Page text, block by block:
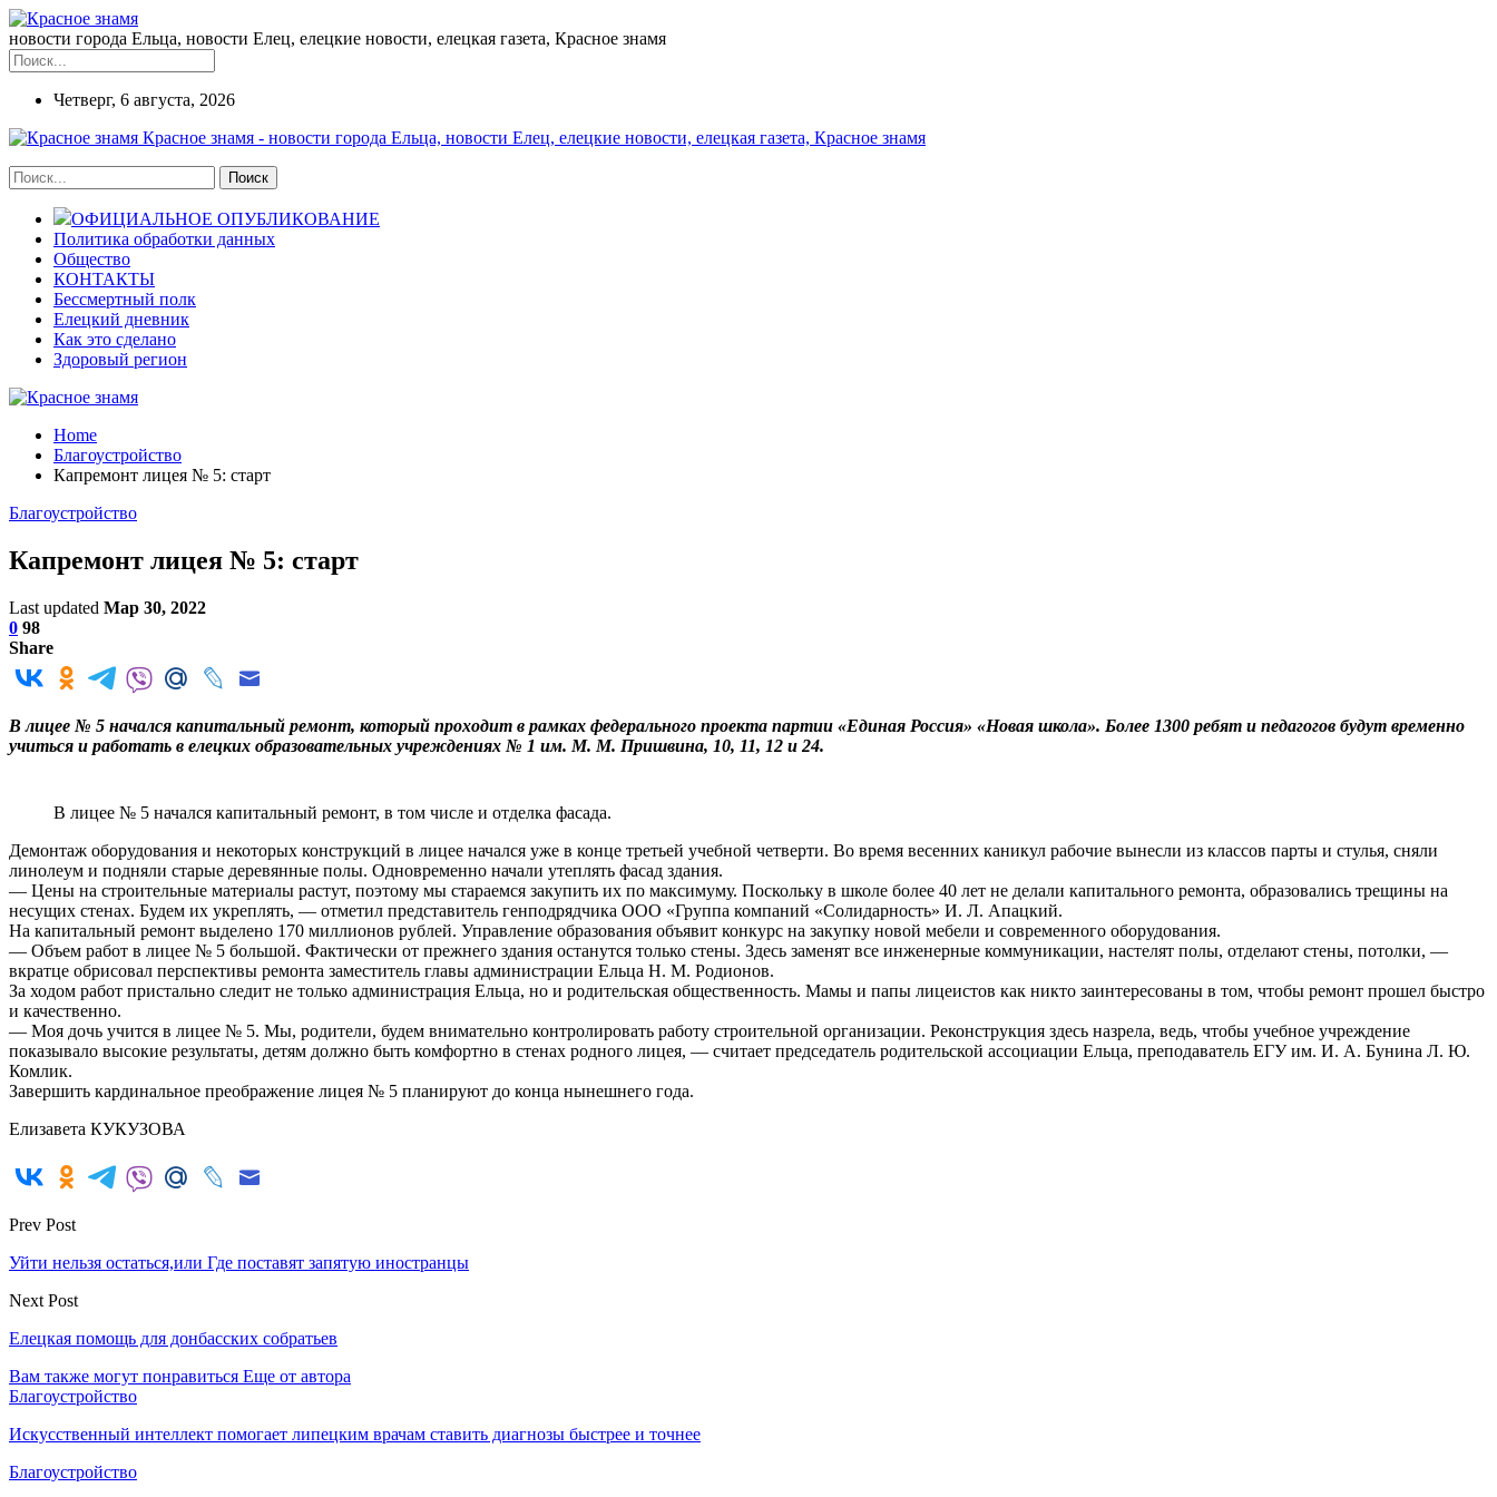
новости города Ельца, новости Елец, елецкие новости, елецкая газета, Красное знамя
Четверг, 6 августа, 2026
Красное знамя - новости города Ельца, новости Елец, елецкие новости, елецкая газета, Красное знамя
ОФИЦИАЛЬНОЕ ОПУБЛИКОВАНИЕ
Политика обработки данных
Общество
КОНТАКТЫ
Бессмертный полк
Елецкий дневник
Как это сделано
Здоровый регион
Home
Благоустройство
Капремонт лицея № 5: старт
Благоустройство
Капремонт лицея № 5: старт
Last updated Мар 30, 2022
0 98
Share
В лицее № 5 начался капитальный ремонт, который проходит в рамках федерального проекта партии «Единая Россия» «Новая школа». Более 1300 ребят и педагогов будут временно
учиться и работать в елецких образовательных учреждениях № 1 им. М. М. Пришвина, 10, 11, 12 и 24.
В лицее № 5 начался капитальный ремонт, в том числе и отделка фасада.
Демонтаж оборудования и некоторых конструкций в лицее начался уже в конце третьей учебной четверти. Во время весенних каникул рабочие вынесли из классов парты и стулья, сняли
линолеум и подняли старые деревянные полы. Одновременно начали утеплять фасад здания.
— Цены на строительные материалы растут, поэтому мы стараемся закупить их по максимуму. Поскольку в школе более 40 лет не делали капитального ремонта, образовались трещины на
несущих стенах. Будем их укреплять, — отметил представитель генподрядчика ООО «Группа компаний «Солидарность» И. Л. Апацкий.
На капитальный ремонт выделено 170 миллионов рублей. Управление образования объявит конкурс на закупку новой мебели и современного оборудования.
— Объем работ в лицее № 5 большой. Фактически от прежнего здания останутся только стены. Здесь заменят все инженерные коммуникации, настелят полы, отделают стены, потолки, —
вкратце обрисовал перспективы ремонта заместитель главы администрации Ельца Н. М. Родионов.
За ходом работ пристально следит не только администрация Ельца, но и родительская общественность. Мамы и папы лицеистов как никто заинтересованы в том, чтобы ремонт прошел быстро
и качественно.
— Моя дочь учится в лицее № 5. Мы, родители, будем внимательно контролировать работу строительной организации. Реконструкция здесь назрела, ведь, чтобы учебное учреждение
показывало высокие результаты, детям должно быть комфортно в стенах родного лицея, — считает председатель родительской ассоциации Ельца, преподаватель ЕГУ им. И. А. Бунина Л. Ю.
Комлик.
Завершить кардинальное преображение лицея № 5 планируют до конца нынешнего года.
Елизавета КУКУЗОВА
Prev Post
Уйти нельзя остаться,или Где поставят запятую иностранцы
Next Post
Елецкая помощь для донбасских собратьев
Вам также могут понравиться Еще от автора
Благоустройство
Искусственный интеллект помогает липецким врачам ставить диагнозы быстрее и точнее
Благоустройство